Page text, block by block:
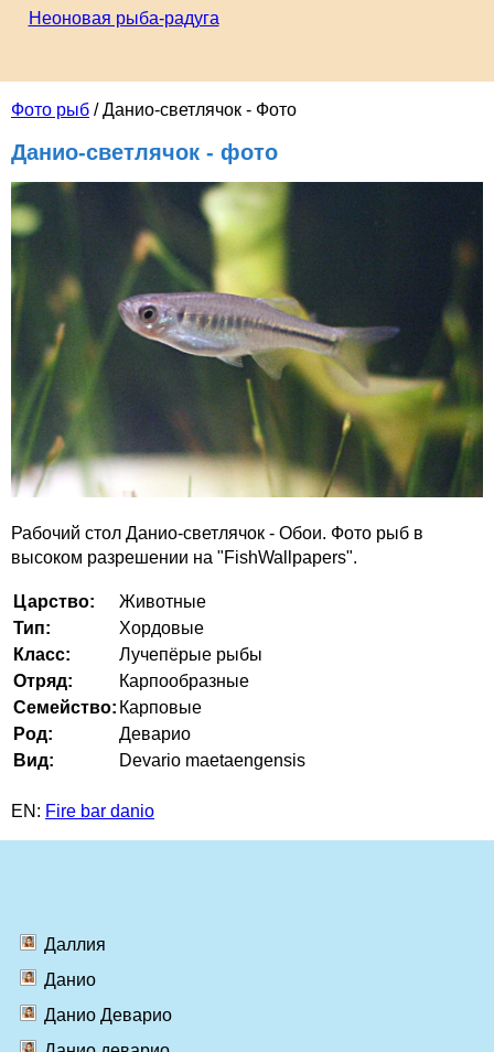
Фото рыб / Данио-светлячок - Фото
Данио-светлячок - фото
Рабочий стол Данио-светлячок - Обои. Фото рыб в
высоком разрешении на "FishWallpapers".
Царство:
Животные
Тип:
Хордовые
Класс:
Лучепёрые рыбы
Отряд:
Карпообразные
Семейство: Карповые
Род:
Деварио
Вид:
Devario maetaengensis
EN: Fire bar danio
Даллия
Данио
Данио Деварио
Неоновая рыба-радуга